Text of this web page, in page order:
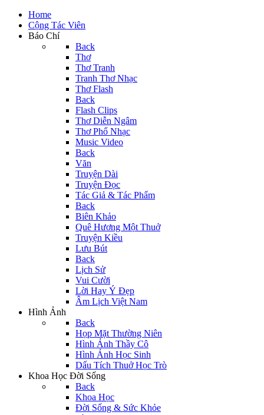
Home
Cộng Tác Viên
Báo Chí
Back
Thơ
Thơ Tranh
Tranh Thơ Nhạc
Thơ Flash
Back
Flash Clips
Thơ Diễn Ngâm
Thơ Phổ Nhạc
Music Video
Back
Văn
Truyện Dài
Truyện Đọc
Tác Giả & Tác Phẩm
Back
Biên Khảo
Quê Hương Một Thuở
Truyện Kiều
Lưu Bút
Back
Lịch Sử
Vui Cười
Lời Hay Ý Đẹp
Âm Lịch Việt Nam
Hình Ảnh
Back
Họp Mặt Thường Niên
Hình Ảnh Thầy Cô
Hình Ảnh Học Sinh
Dấu Tích Thuở Học Trò
Khoa Học Đời Sống
Back
Khoa Học
Đời Sống & Sức Khỏe